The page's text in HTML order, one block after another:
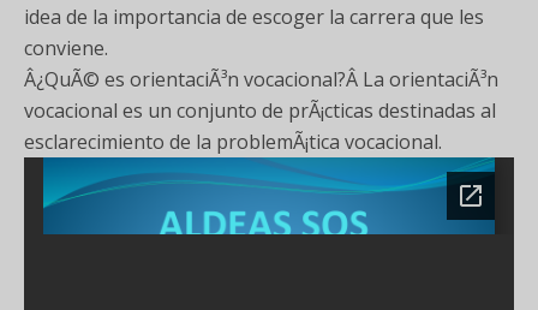
idea de la importancia de escoger la carrera que les
conviene.
Â¿QuÃ© es orientaciÃ³n vocacional?Â La orientaciÃ³n
vocacional es un conjunto de prÃ¡cticas destinadas al
esclarecimiento de la problemÃ¡tica vocacional.